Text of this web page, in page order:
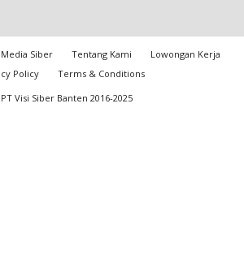
Siber Tentang Kami
Lowongan Kerja
Policy
Terms & Conditions
Visi Siber Banten 2016-2025